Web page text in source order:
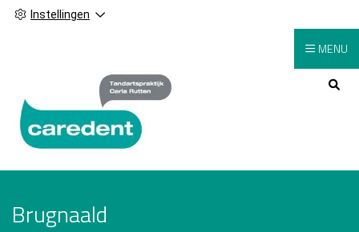
Instellingen
Hoofdmenu
MENU
Brugnaald